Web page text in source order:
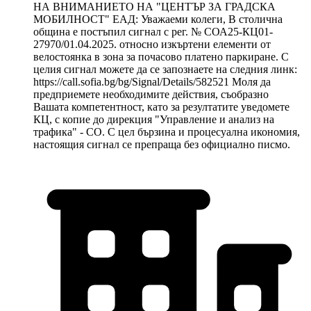
НА ВНИМАНИЕТО НА "ЦЕНТЪР ЗА ГРАДСКА
МОБИЛНОСТ" ЕАД: Уважаеми колеги, В столична
община е постъпил сигнал с рег. № СОА25-КЦ01-
27970/01.04.2025. относно изкъртени елементи от
велостоянка в зона за почасово платено паркиране. С
целия сигнал можете да се запознаете на следния линк:
https://call.sofia.bg/bg/Signal/Details/582521 Моля да
предприемете необходимите действия, съобразно
Вашата компетентност, като за резултатите уведомете
КЦ, с копие до дирекция "Управление и анализ на
трафика" - СО. С цел бързина и процесуална икономия,
настоящия сигнал се препраща без официално писмо.